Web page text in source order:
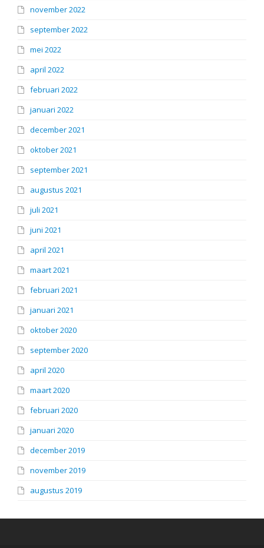
november 2022
september 2022
mei 2022
april 2022
februari 2022
januari 2022
december 2021
oktober 2021
september 2021
augustus 2021
juli 2021
juni 2021
april 2021
maart 2021
februari 2021
januari 2021
oktober 2020
september 2020
april 2020
maart 2020
februari 2020
januari 2020
december 2019
november 2019
augustus 2019